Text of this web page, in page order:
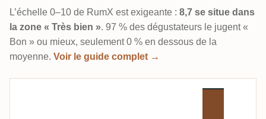
L’échelle 0–10 de RumX est exigeante : 8,7 se situe dans
la zone « Très bien ». 97 % des dégustateurs le jugent «
Bon » ou mieux, seulement 0 % en dessous de la
moyenne. Voir le guide complet →